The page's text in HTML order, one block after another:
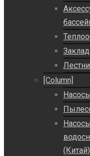
[Column]
(Китай)